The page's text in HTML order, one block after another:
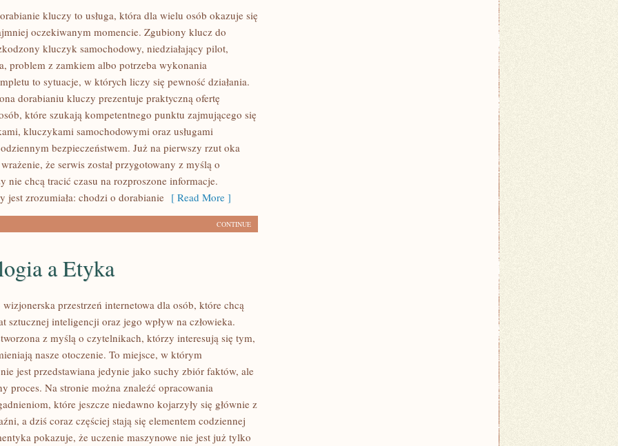
kluczy to usługa, która dla wielu osób okazuje się
oczekiwanym momencie. Zgubiony klucz do
kluczyk samochodowy, niedziałający pilot,
problem z zamkiem albo potrzeba wykonania
to sytuacje, w których liczy się pewność działania.
dorabianiu kluczy prezentuje praktyczną ofertę
które szukają kompetentnego punktu zajmującego się
kluczykami samochodowymi oraz usługami
bezpieczeństwem. Już na pierwszy rzut oka
że serwis został przygotowany z myślą o
nie chcą tracić czasu na rozproszone informacje.
jest zrozumiała: chodzi o dorabianie [ Read More ]
CONTINUE
a Etyka
przestrzeń internetowa dla osób, które chcą
sztucznej inteligencji oraz jego wpływ na człowieka.
z myślą o czytelnikach, którzy interesują się tym,
nasze otoczenie. To miejsce, w którym
jest przedstawiana jedynie jako suchy zbiór faktów, ale
proces. Na stronie można znaleźć opracowania
które jeszcze niedawno kojarzyły się głównie z
a dziś coraz częściej stają się elementem codziennej
pokazuje, że uczenie maszynowe nie jest już tylko